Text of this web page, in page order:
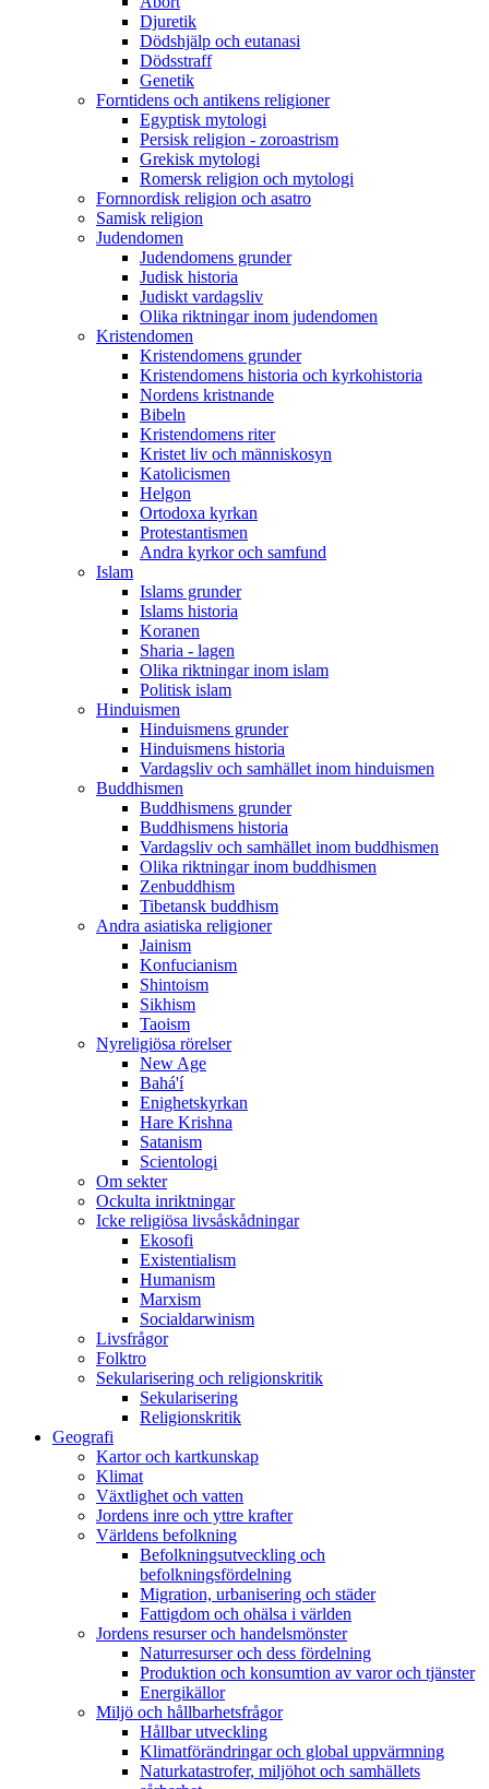
Djuretik
Dödshjälp och eutanasi
Dödsstraff
Genetik
Forntidens och antikens religioner
Egyptisk mytologi
Persisk religion - zoroastrism
Grekisk mytologi
Romersk religion och mytologi
Fornnordisk religion och asatro
Samisk religion
Judendomen
Judendomens grunder
Judisk historia
Judiskt vardagsliv
Olika riktningar inom judendomen
Kristendomen
Kristendomens grunder
Kristendomens historia och kyrkohistoria
Nordens kristnande
Bibeln
Kristendomens riter
Kristet liv och människosyn
Katolicismen
Helgon
Ortodoxa kyrkan
Protestantismen
Andra kyrkor och samfund
Islam
Islams grunder
Islams historia
Koranen
Sharia - lagen
Olika riktningar inom islam
Politisk islam
Hinduismen
Hinduismens grunder
Hinduismens historia
Vardagsliv och samhället inom hinduismen
Buddhismen
Buddhismens grunder
Buddhismens historia
Vardagsliv och samhället inom buddhismen
Olika riktningar inom buddhismen
Zenbuddhism
Tibetansk buddhism
Andra asiatiska religioner
Jainism
Konfucianism
Shintoism
Sikhism
Taoism
Nyreligiösa rörelser
New Age
Bahá'í
Enighetskyrkan
Hare Krishna
Satanism
Scientologi
Om sekter
Ockulta inriktningar
Icke religiösa livsåskådningar
Ekosofi
Existentialism
Humanism
Marxism
Socialdarwinism
Livsfrågor
Folktro
Sekularisering och religionskritik
Sekularisering
Religionskritik
Geografi
Kartor och kartkunskap
Klimat
Växtlighet och vatten
Jordens inre och yttre krafter
Världens befolkning
Befolkningsutveckling och
befolkningsfördelning
Migration, urbanisering och städer
Fattigdom och ohälsa i världen
Jordens resurser och handelsmönster
Naturresurser och dess fördelning
Produktion och konsumtion av varor och tjänster
Energikällor
Miljö och hållbarhetsfrågor
Hållbar utveckling
Klimatförändringar och global uppvärmning
Naturkatastrofer, miljöhot och samhällets